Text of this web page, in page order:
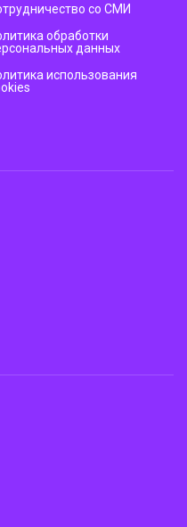
со СМИ
обработки
данных
использования